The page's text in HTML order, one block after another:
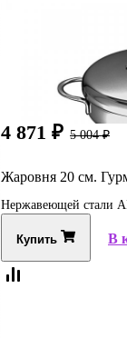
4 871 ₽ 5 004₽
Жаровня 20 см.
Нержавеющей стали
Купить В